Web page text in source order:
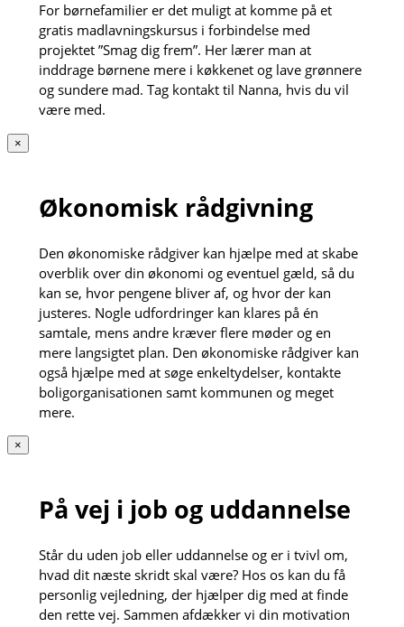
For børnefamilier er det muligt at komme på et
gratis madlavningskursus i forbindelse med
projektet ”Smag dig frem”. Her lærer man at
inddrage børnene mere i køkkenet og lave grønnere
og sundere mad. Tag kontakt til Nanna, hvis du vil
være med.
×
Økonomisk rådgivning
Den økonomiske rådgiver kan hjælpe med at skabe
overblik over din økonomi og eventuel gæld, så du
kan se, hvor pengene bliver af, og hvor der kan
justeres. Nogle udfordringer kan klares på én
samtale, mens andre kræver flere møder og en
mere langsigtet plan. Den økonomiske rådgiver kan
også hjælpe med at søge enkeltydelser, kontakte
boligorganisationen samt kommunen og meget
mere.
×
På vej i job og uddannelse
Står du uden job eller uddannelse og er i tvivl om,
hvad dit næste skridt skal være? Hos os kan du få
personlig vejledning, der hjælper dig med at finde
den rette vej. Sammen afdækker vi din motivation